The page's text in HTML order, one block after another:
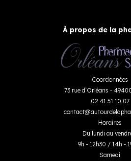
À propos de la
Coordonnées
73 rue d’Orléans -
02 41 51 10 07
contact@
Horaires
Du lundi au
9h - 12h30 / 14h -
Samedi